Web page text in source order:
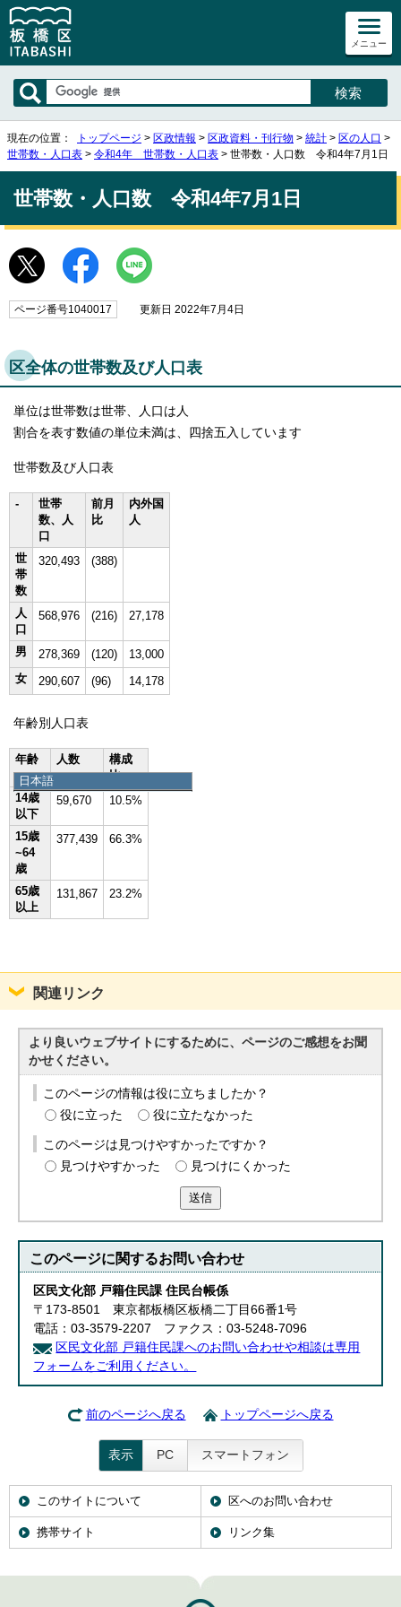
メニュー
日本語
日本語
English
한국어
简体中文
繁體中文
現在の位置： トップページ > 区政情報 > 区政資料・刊行物 > 統計 > 区の人口 >
世帯数・人口表 > 令和4年 世帯数・人口表 > 世帯数・人口数 令和4年7月1日
世帯数・人口数 令和4年7月1日
ページ番号1040017 更新日 2022年7月4日
区全体の世帯数及び人口表
単位は世帯数は世帯、人口は人
割合を表す数値の単位未満は、四捨五入しています
世帯数及び人口表
-
世帯
数、人
口
前月
比
内外国
人
世
帯
数
320,493 (388)
人
口
568,976 (216) 27,178
男 278,369 (120)
13,000
女
290,607 (96) 14,178
年齢別人口表
年齢 人数
構成
比
14歳
以下
59,670 10.5%
15歳
~64
歳
377,439 66.3%
65歳
以上
131,867 23.2%
関連リンク
より良いウェブサイトにするために、ページのご感想をお聞
かせください。
このページの情報は役に立ちましたか？
役に立った
役に立たなかった
このページは見つけやすかったですか？
見つけやすかった
見つけにくかった
送信
このページに関するお問い合わせ
区民文化部 戸籍住民課 住民台帳係
〒173-8501 東京都板橋区板橋二丁目66番1号
電話：03-3579-2207 ファクス：03-5248-7096
区民文化部 戸籍住民課へのお問い合わせや相談は専用
フォームをご利用ください。
前のページへ戻る トップページへ戻る
表示 PC スマートフォン
このサイトについて 区へのお問い合わせ
携帯サイト リンク集